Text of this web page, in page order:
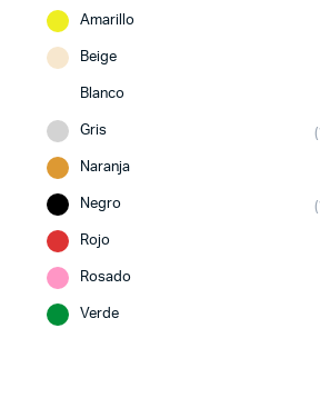
Amarillo
Beige
Blanco
Gris
Naranja
Negro
Rojo
Rosado
Verde